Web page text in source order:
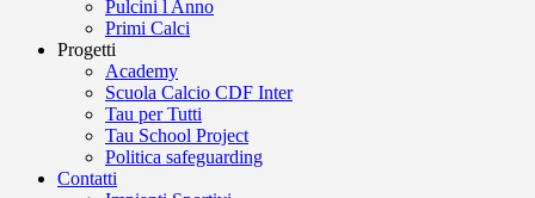
Pulcini l Anno
Primi Calci
Progetti
Academy
Scuola Calcio CDF Inter
Tau per Tutti
Tau School Project
Politica safeguarding
Contatti